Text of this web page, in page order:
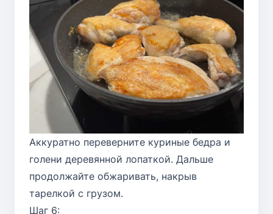
Аккуратно переверните куриные бедра и
голени деревянной лопаткой. Дальше
продолжайте обжаривать, накрыв
тарелкой с грузом.
Шаг 6: